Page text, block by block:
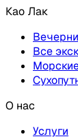
Као Лак
Все
О нас
Услуги